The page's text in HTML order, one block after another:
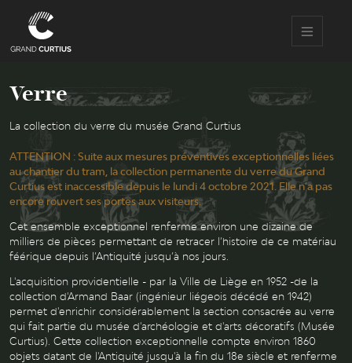
contenu
principal
Verre
La collection du verre du musée Grand Curtius
ATTENTION : Suite aux mesures préventives exceptionnelles liées
au chantier du tram, la collection permanente du verre du Grand
Curtius est inaccessible depuis le lundi 4 octobre 2021. Elle n'a pas
encore rouvert ses portes aux visiteurs.
Cet ensemble exceptionnel renferme environ une dizaine de
milliers de pièces permettant de retracer l’histoire de ce matériau
féérique depuis l’Antiquité jusqu’à nos jours.
L'acquisition providentielle - par la Ville de Liège en 1952 -de la
collection d'Armand Baar (ingénieur liégeois décédé en 1942)
permet d'enrichir considérablement la section consacrée au verre
qui fait partie du musée d'archéologie et d'arts décoratifs (Musée
Curtius). Cette collection exceptionnelle compte environ 1860
objets datant de l'Antiquité jusqu'à la fin du 18e siècle et renferme